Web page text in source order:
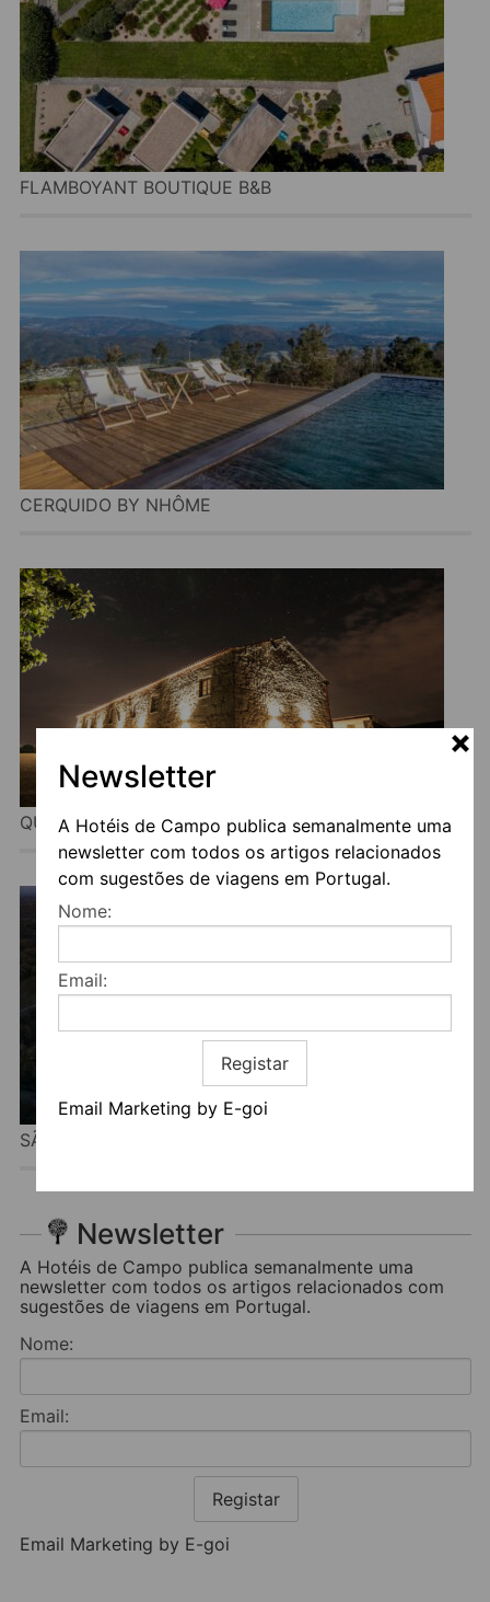
Newsletter
A Hotéis de Campo publica semanalmente uma
newsletter com todos os artigos relacionados
com sugestões de viagens em Portugal.
Nome:
Email:
Registar
Email Marketing by E-goi
FLAMBOYANT BOUTIQUE B&B
CERQUIDO BY NHÔME
QUINTA DO RIO NOÉMI
SÃO LOURENÇO DO BARROCAL
Newsletter
A Hotéis de Campo publica semanalmente uma
newsletter com todos os artigos relacionados com
sugestões de viagens em Portugal.
Nome:
Email:
Registar
Email Marketing by E-goi